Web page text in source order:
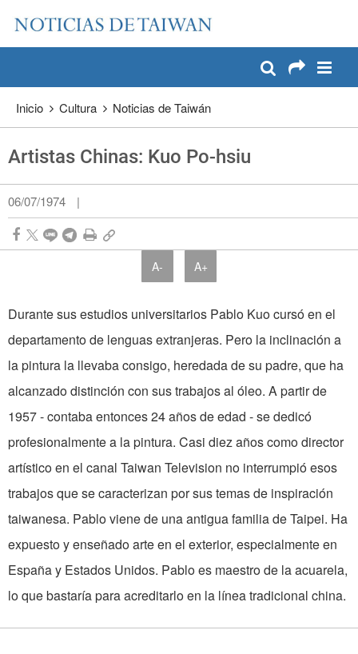
Pase a contenido principal
Inicio Cultura Noticias de Taiwán
Artistas Chinas: Kuo Po-hsiu
06/07/1974 |
A- A+
Durante sus estudios universitarios Pablo Kuo cursó en el
departamento de lenguas extranjeras. Pero la inclinación a
la pintura la llevaba consigo, heredada de su padre, que ha
alcanzado distinción con sus trabajos al óleo. A partir de
1957 - contaba entonces 24 años de edad - se dedicó
profesionalmente a la pintura. Casi diez años como director
artístico en el canal Taiwan Television no interrumpió esos
trabajos que se caracterizan por sus temas de inspiración
taiwanesa. Pablo viene de una antigua familia de Taipei. Ha
expuesto y enseñado arte en el exterior, especialmente en
España y Estados Unidos. Pablo es maestro de la acuarela,
lo que bastaría para acreditarlo en la línea tradicional china.